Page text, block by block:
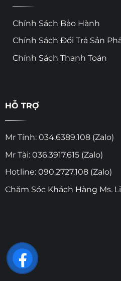
Chính Sách Bảo Hành
Chính Sách Đổi Trả Sản
Chính Sách Thanh Toán
HỖ TRỢ
Mr Tính: 034.6389.108 (Zalo)
Mr Tài: 036.3917.615 (Zalo)
Hotline: 090.2727.108 (Zalo)
Chăm Sóc Khách Hàng Ms.